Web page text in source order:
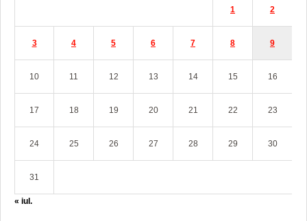
1 2
3 4 5 6 7 8 9
10 11 12 13 14 15 16
17 18 19 20 21 22 23
24 25 26 27 28 29 30
31
« iul.